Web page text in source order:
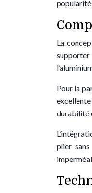
popularité
La
supporter
Pour la
durabilité
plier